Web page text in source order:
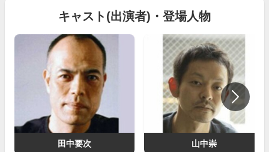
キャスト(出演者)・登場人物
田中要次 山中崇